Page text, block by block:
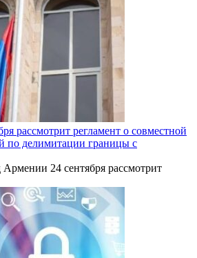
рассмотрит регламент о совместной
по делимитации границы с
24 сентября рассмотрит